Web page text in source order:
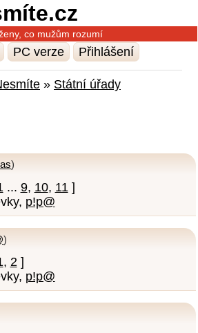
co mužům rozumí
PC verze Přihlášení
» Státní úřady
)
... 9, 10, 11 ]
p!p@
)
, 2]
p!p@